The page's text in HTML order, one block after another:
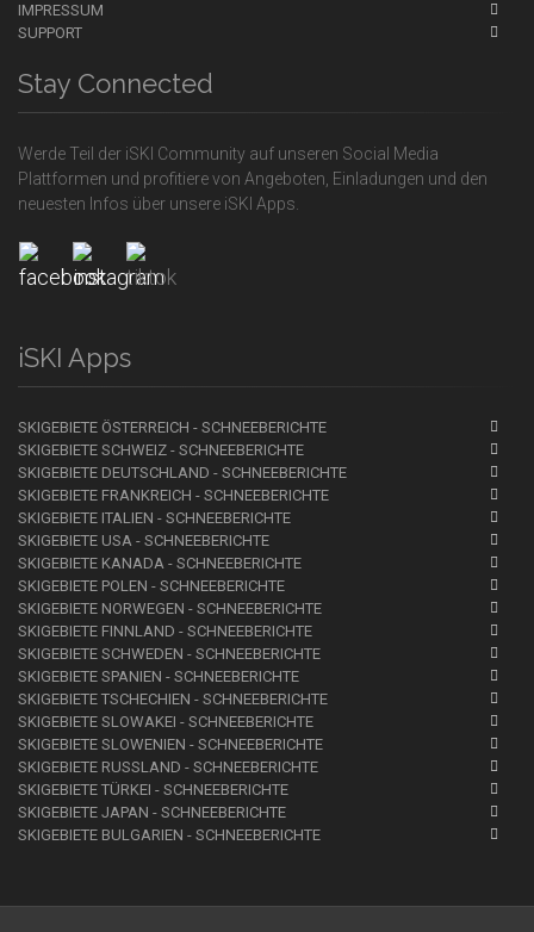
IMPRESSUM
SUPPORT
Stay Connected
Werde Teil der iSKI Community auf unseren Social Media
Plattformen und profitiere von Angeboten, Einladungen und den
neuesten Infos über unsere iSKI Apps.
iSKI Apps
SKIGEBIETE ÖSTERREICH - SCHNEEBERICHTE
SKIGEBIETE SCHWEIZ - SCHNEEBERICHTE
SKIGEBIETE DEUTSCHLAND - SCHNEEBERICHTE
SKIGEBIETE FRANKREICH - SCHNEEBERICHTE
SKIGEBIETE ITALIEN - SCHNEEBERICHTE
SKIGEBIETE USA - SCHNEEBERICHTE
SKIGEBIETE KANADA - SCHNEEBERICHTE
SKIGEBIETE POLEN - SCHNEEBERICHTE
SKIGEBIETE NORWEGEN - SCHNEEBERICHTE
SKIGEBIETE FINNLAND - SCHNEEBERICHTE
SKIGEBIETE SCHWEDEN - SCHNEEBERICHTE
SKIGEBIETE SPANIEN - SCHNEEBERICHTE
SKIGEBIETE TSCHECHIEN - SCHNEEBERICHTE
SKIGEBIETE SLOWAKEI - SCHNEEBERICHTE
SKIGEBIETE SLOWENIEN - SCHNEEBERICHTE
SKIGEBIETE RUSSLAND - SCHNEEBERICHTE
SKIGEBIETE TÜRKEI - SCHNEEBERICHTE
SKIGEBIETE JAPAN - SCHNEEBERICHTE
SKIGEBIETE BULGARIEN - SCHNEEBERICHTE